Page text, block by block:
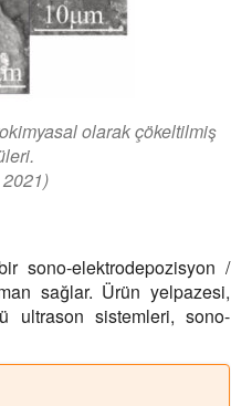
olarak çökeltilmiş
sono-elektrodepozisyon /
sağlar. Ürün yelpazesi,
ultrason sistemleri, sono-